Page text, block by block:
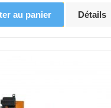
au panier Détails